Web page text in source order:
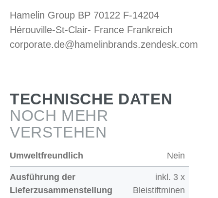
Hamelin Group BP 70122 F-14204
Hérouville-St-Clair- France Frankreich
corporate.de@hamelinbrands.zendesk.com
TECHNISCHE DATEN
NOCH MEHR
VERSTEHEN
Umweltfreundlich Nein
Ausführung der
Lieferzusammenstellung
inkl. 3 x
Bleistiftminen